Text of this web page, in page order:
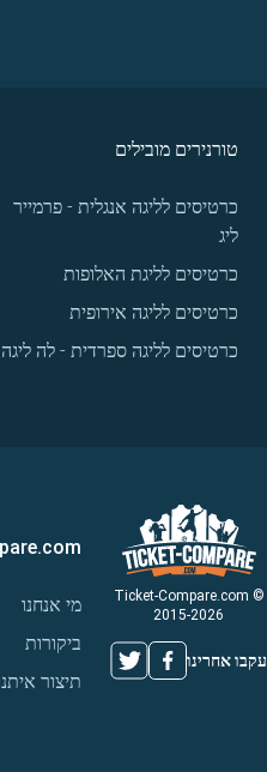
טורנירים מובילים
כרטיסים לליגה אנגלית - פרמייר
ליג
כרטיסים לליגת האלופות
כרטיסים לליגה אירופית
כרטיסים לליגה ספרדית - לה ליגה
© Ticket-Compare.com
2015-2026
עקבו אחרינו
מי אנחנו
ביקורות
תיצור